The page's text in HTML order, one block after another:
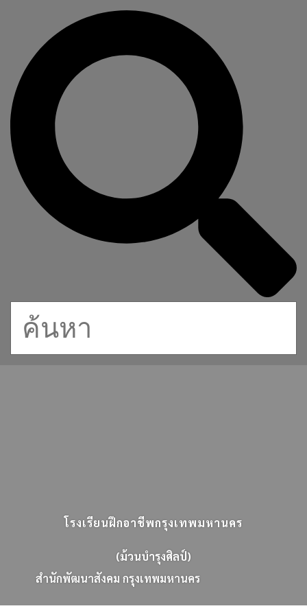
โรงเรียนฝึกอาชีพกรุงเทพมหานคร
(ม้วนบำรุงศิลป์)
สนกพฒนาสงคม กรงเทพมหานคร